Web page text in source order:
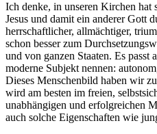
Ich denke, in unseren Kirchen hat
Jesus und damit ein anderer Gott
herrschaftlicher, allmächtiger,
schon besser zum
und von ganzen Staaten. Es passt
moderne Subjekt nennen:
Dieses Menschenbild haben wir
wird am besten im freien,
unabhängigen und erfolgreichen
auch solche Eigenschaften wie